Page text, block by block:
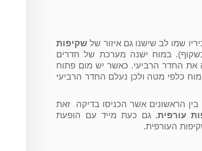
שמו לב שישנו גם איזור של שקיפות
כשקוף). במוח ישנה מערכת של חדרים
את החדר הרביעי. כאשר יש מום פתוח
כלפי מטה ולכן נעלם החדר הרביעי
בין הראשונים אשר הכניסו בדיקה זאת
עורפית. גם כעת מייד עם הופעת
העורפית.